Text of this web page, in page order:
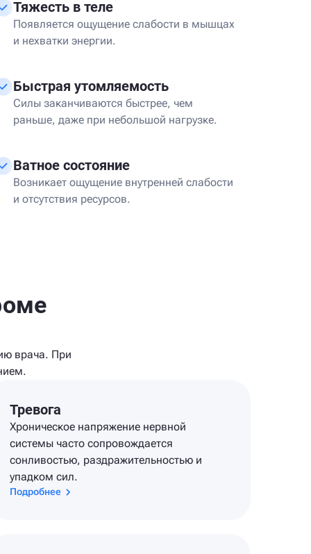
Тяжесть в теле
Появляется ощущение слабости в мышцах
и нехватки энергии.
Быстрая утомляемость
Силы заканчиваются быстрее, чем
раньше, даже при небольшой нагрузке.
Ватное состояние
Возникает ощущение внутренней слабости
и отсутствия ресурсов.
врача. При
Тревога
Хроническое напряжение нервной
системы часто сопровождается
сонливостью, раздражительностью и
упадком сил.
Подробнее